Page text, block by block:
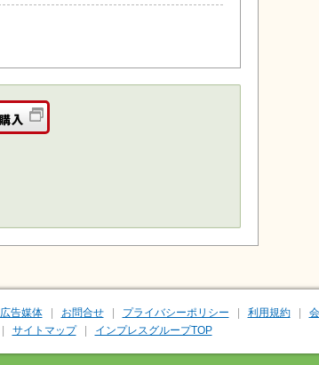
楽天で購入
広告媒体 お問合せ プライバシーポリシー 利用規約
サイトマップ インプレスグループTOP